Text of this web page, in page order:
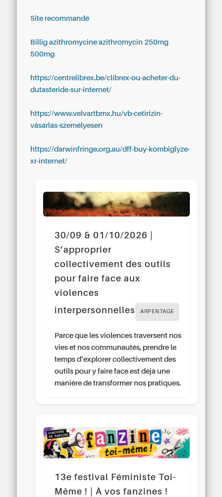
Site recommandé
Billig azithromycine azithromycin 250mg
500mg
https://centrelibrex.be/clibrex-ou-acheter-du-
dutasteride-sur-internet/
https://www.velvartbmx.hu/vb-cetirizin-
vásárlás-személyesen
https://darwinfringe.org.au/dff-buy-kombiglyze-
xr-internet/
30/09 & 01/10/2026 |
S’approprier
collectivement des outils
pour faire face aux
violences
interpersonnelles
ARPENTAGE
Parce que les violences traversent nos
vies et nos communautés, prendre le
temps d’explorer collectivement des
outils pour y faire face est déjà une
manière de transformer nos pratiques.
13e festival Féministe Toi-
Même ! | À vos fanzines !